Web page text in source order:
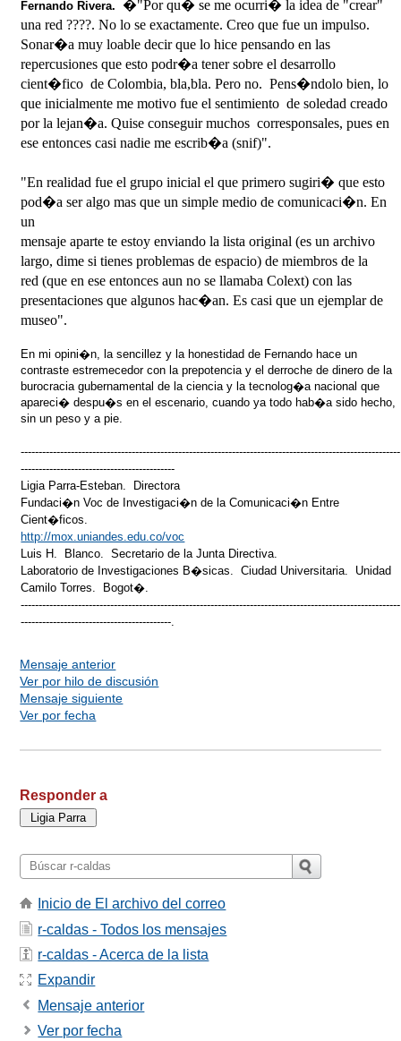
Fernando Rivera.
�"Por qu� se me ocurri� la idea de "crear"
una red ????. No lo se exactamente. Creo que fue un impulso.
Sonar�a muy loable decir que lo hice pensando en las
repercusiones que esto podr�a tener sobre el desarrollo
cient�fico de Colombia, bla,bla. Pero no. Pens�ndolo bien, lo
que inicialmente me motivo fue el sentimiento de soledad creado
por la lejan�a. Quise conseguir muchos corresponsales, pues en
ese entonces casi nadie me escrib�a (snif)".
"En realidad fue el grupo inicial el que primero sugiri� que esto
pod�a ser algo mas que un simple medio de comunicaci�n. En
un
mensaje aparte te estoy enviando la lista original (es un archivo
largo, dime si tienes problemas de espacio) de miembros de la
red (que en ese entonces aun no se llamaba Colext) con las
presentaciones que algunos hac�an. Es casi que un ejemplar de
museo".
En mi opini�n, la sencillez y la honestidad de Fernando hace un
contraste estremecedor con la prepotencia y el derroche de dinero de la
burocracia gubernamental de la ciencia y la tecnolog�a nacional que
apareci� despu�s en el escenario, cuando ya todo hab�a sido hecho,
sin un peso y a pie.
----------------------------------------------------------------------------------------------------------
-------------------------------------------
Ligia Parra-Esteban. Directora
Fundaci�n Voc de Investigaci�n de la Comunicaci�n Entre
Cient�ficos.
http://mox.uniandes.edu.co/voc
Luis H. Blanco. Secretario de la Junta Directiva.
Laboratorio de Investigaciones B�sicas. Ciudad Universitaria. Unidad
Camilo Torres. Bogot�.
----------------------------------------------------------------------------------------------------------
------------------------------------------.
Mensaje anterior
Ver por hilo de discusión
Mensaje siguiente
Ver por fecha
Responder a
Inicio de El archivo del correo
r-caldas - Todos los mensajes
r-caldas - Acerca de la lista
Expandir
Mensaje anterior
Ver por fecha